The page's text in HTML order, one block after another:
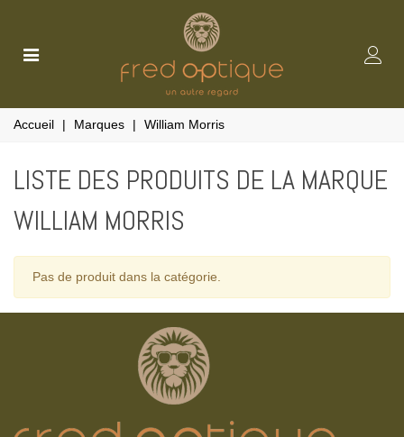
Accueil | Marques | William Morris
LISTE DES PRODUITS DE LA MARQUE
WILLIAM MORRIS
Pas de produit dans la catégorie.